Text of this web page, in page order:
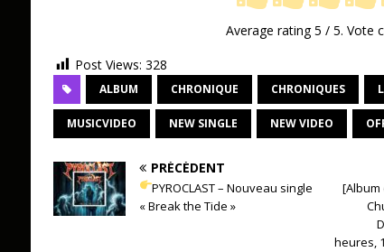
Average rating5 / 5. Vote
Post Views: 328
ALBUM CHRONIQUE CHRONIQUES
MUSICVIDEO NEW SINGLE NEW VIDEO
PRÉCÉDENT
PYROCLAST – Nouveau single
« Break the Tide »
[Album
heures,